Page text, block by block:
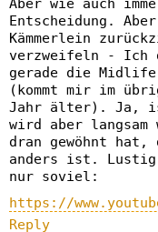
Aber wie auch
Entscheidung.
Kämmerlein
verzweifeln - Ich
gerade die
(kommt mir im
Jahr älter). Ja,
wird aber langsam
dran gewöhnt
anders ist. Lustig
nur soviel:
https://
Reply